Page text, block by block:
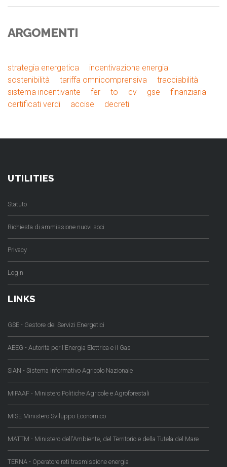
ARGOMENTI
strategia energetica
incentivazione energia
sostenibilità
tariffa omnicomprensiva
tracciabilità
sistema incentivante
fer to cv gse
finanziaria
certificati verdi
accise decreti
UTILITIES
Statuto
Richiesta di ammissione nuovi soci
Privacy
Login
LINKS
GSE - Gestore dei Servizi Energetici
AEEG - Autorità per l'Energia Elettrica e il Gas
SIAN - Sistema Informativo Agricolo Nazionale
MIPAAF - Ministero Politiche Agricole e Agroforestali
MISE Ministero Sviluppo Economico
MATTM - Ministero dell'Ambiente, del Territorio e della Tutela del Mare
TERNA - Operatore reti trasmissione energia